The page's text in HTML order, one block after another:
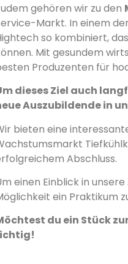
gehören wir zu den
Markt. In einem
so kombiniert,
Mit gesundem
Produzenten für
dieses Ziel auch
Auszubildende in
bieten eine
Abschluss.
einen Einblick in
ein Praktikum
du ein Stück